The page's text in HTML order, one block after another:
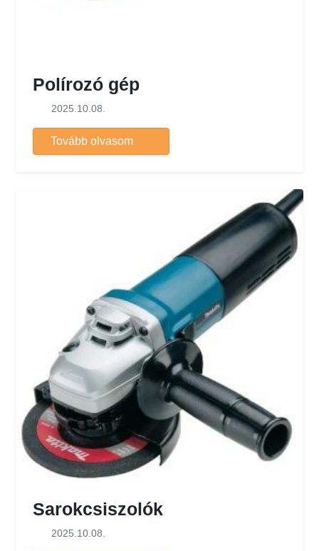
Polírozó gép
2025.10.08.
Tovább olvasom
Sarokcsiszolók
2025.10.08.